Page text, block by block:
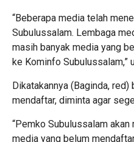
“Beberapa media telah
Subulussalam. Lembaga
masih banyak media yang
ke Kominfo Subulussalam,”
Dikatakannya (Baginda,
mendaftar, diminta agar
“Pemko Subulussalam
media yang belum